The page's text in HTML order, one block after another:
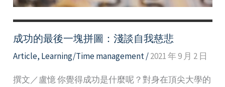
師
成功的最後一塊拼圖：淺談自我慈悲
Article, Learning/Time management/2021 年 9 月 2 日
撰文／盧憶 你覺得成功是什麼呢？對身在頂尖大學的